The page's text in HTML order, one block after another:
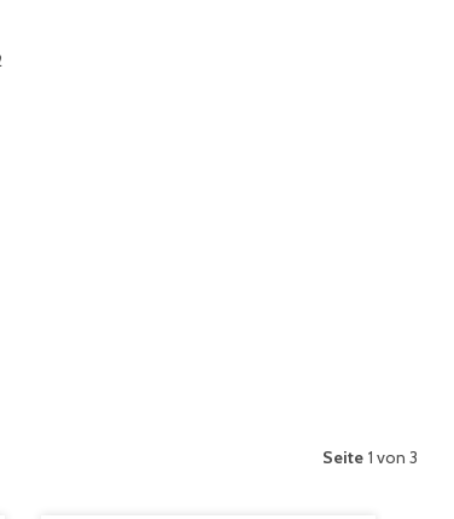
Seite 1 von 3